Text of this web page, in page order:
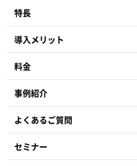
特長
導入メリット
料金
事例紹介
よくあるご質問
セミナー